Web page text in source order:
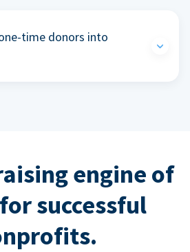
time donors into
engine of
successful